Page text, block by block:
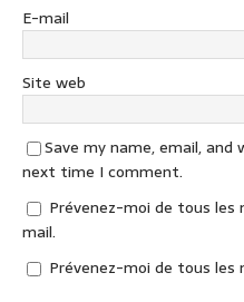
E-mail
Site web
Save my name, email,
next time I comment.
Prévenez-moi de tous
mail.
Prévenez-moi de tous les